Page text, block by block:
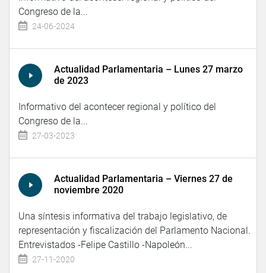
Congreso de la...
24-06-2024
Actualidad Parlamentaria – Lunes 27 marzo
de 2023
Informativo del acontecer regional y político del
Congreso de la...
27-03-2023
Actualidad Parlamentaria – Viernes 27 de
noviembre 2020
Una síntesis informativa del trabajo legislativo, de
representación y fiscalización del Parlamento Nacional.
Entrevistados -Felipe Castillo -Napoleón...
27-11-2020